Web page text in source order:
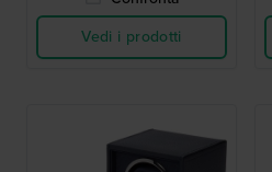
Vedi i prodotti